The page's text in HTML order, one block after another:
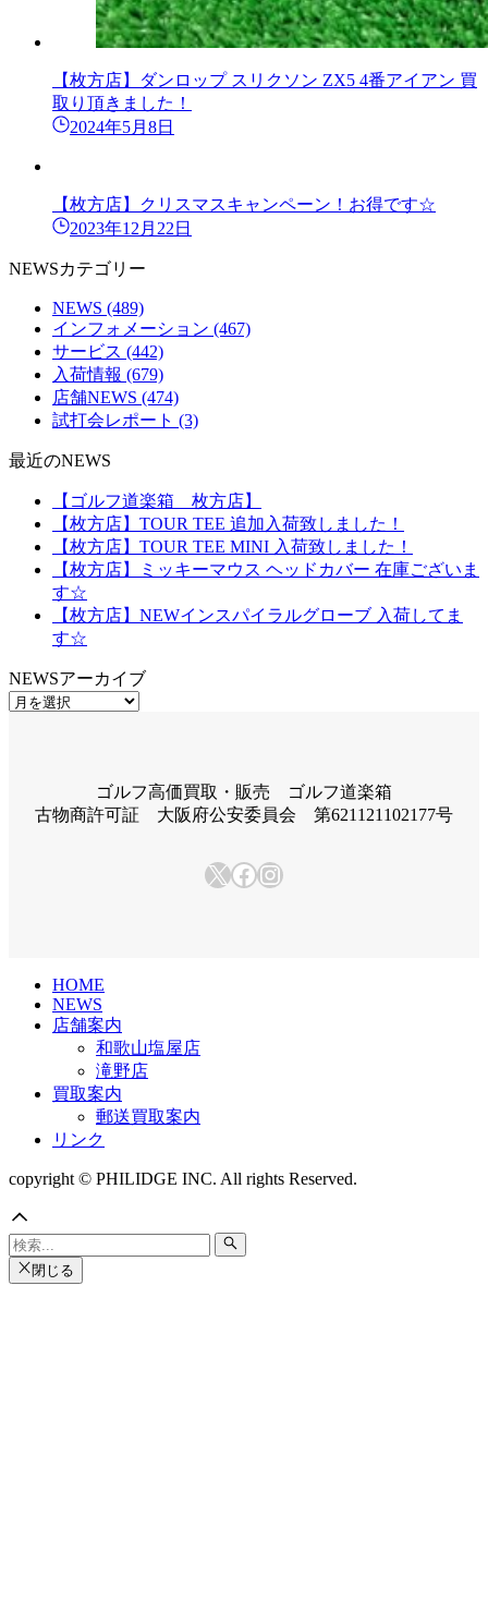
【枚方店】ダンロップ スリクソン ZX5 4番アイアン 買
取り頂きました！
2024年5月8日
【枚方店】クリスマスキャンペーン！お得です☆
2023年12月22日
NEWSカテゴリー
NEWS (489)
インフォメーション (467)
サービス (442)
入荷情報 (679)
店舗NEWS (474)
試打会レポート (3)
最近のNEWS
【ゴルフ道楽箱 枚方店】
【枚方店】TOUR TEE 追加入荷致しました！
【枚方店】TOUR TEE MINI 入荷致しました！
【枚方店】ミッキーマウス ヘッドカバー 在庫ございま
す☆
【枚方店】NEWインスパイラルグローブ 入荷してま
す☆
NEWSアーカイブ
NEWS
ゴルフ高価買取・販売 ゴルフ道楽箱
古物商許可証 大阪府公安委員会 第621121102177号
X Facebook
Instagram
HOME
NEWS
店舗案内
和歌山塩屋店
滝野店
買取案内
郵送買取案内
リンク
copyright © PHILIDGE INC. All rights Reserved.
閉じる